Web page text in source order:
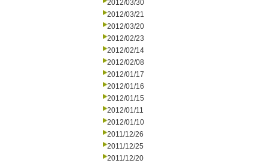
2012/03/30
2012/03/21
2012/03/20
2012/02/23
2012/02/14
2012/02/08
2012/01/17
2012/01/16
2012/01/15
2012/01/11
2012/01/10
2011/12/26
2011/12/25
2011/12/20